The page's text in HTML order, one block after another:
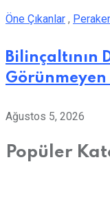
Öne Çıkanlar ,
Bilinçaltının
Görünmeyen
Ağustos 5, 2026
Popüler